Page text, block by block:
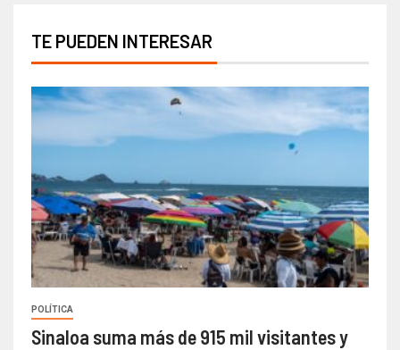
TE PUEDEN INTERESAR
POLÍTICA
Sinaloa suma más de 915 mil visitantes y